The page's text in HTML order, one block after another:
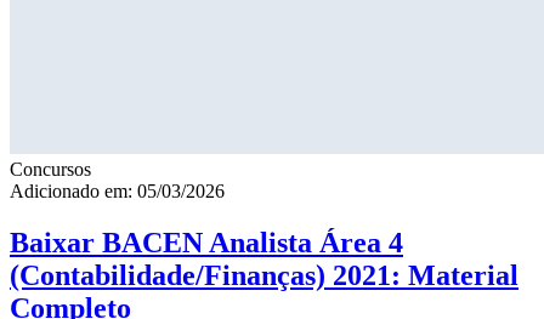
Concursos
Adicionado em: 05/03/2026
Baixar BACEN Analista Área 4
(Contabilidade/Finanças) 2021: Material
Completo